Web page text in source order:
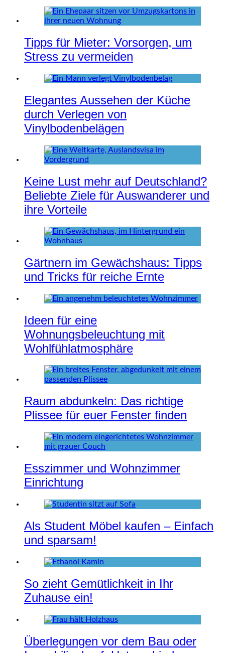
Tipps für Mieter: Vorsorgen, um
Stress zu vermeiden
Elegantes Aussehen der Küche
durch Verlegen von
Vinylbodenbelägen
Keine Lust mehr auf Deutschland?
Beliebte Ziele für Auswanderer und
ihre Vorteile
Gärtnern im Gewächshaus: Tipps
und Tricks für reiche Ernte
Ideen für eine
Wohnungsbeleuchtung mit
Wohlfühlatmosphäre
Raum abdunkeln: Das richtige
Plissee für euer Fenster finden
Esszimmer und Wohnzimmer
Einrichtung
Als Student Möbel kaufen – Einfach
und sparsam!
So zieht Gemütlichkeit in Ihr
Zuhause ein!
Überlegungen vor dem Bau oder